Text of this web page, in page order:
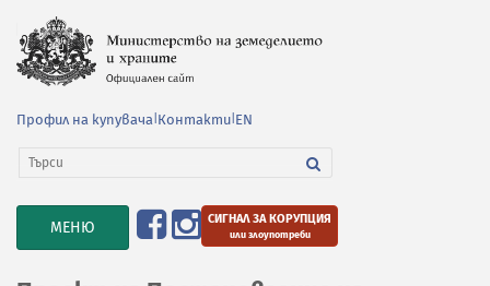
Профил на купувача Контакти EN
TOGGLE
NAVIGATION
МЕНЮ СИГНАЛ ЗА КОРУПЦИЯ
или злоупотреби